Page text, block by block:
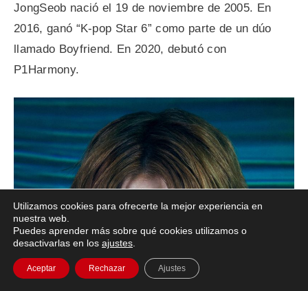
JongSeob nació el 19 de noviembre de 2005. En
2016, ganó “K-pop Star 6” como parte de un dúo
llamado Boyfriend. En 2020, debutó con
P1Harmony.
Utilizamos cookies para ofrecerte la mejor experiencia en
nuestra web.
Puedes aprender más sobre qué cookies utilizamos o
desactivarlas en los ajustes
Aceptar Rechazar Ajustes